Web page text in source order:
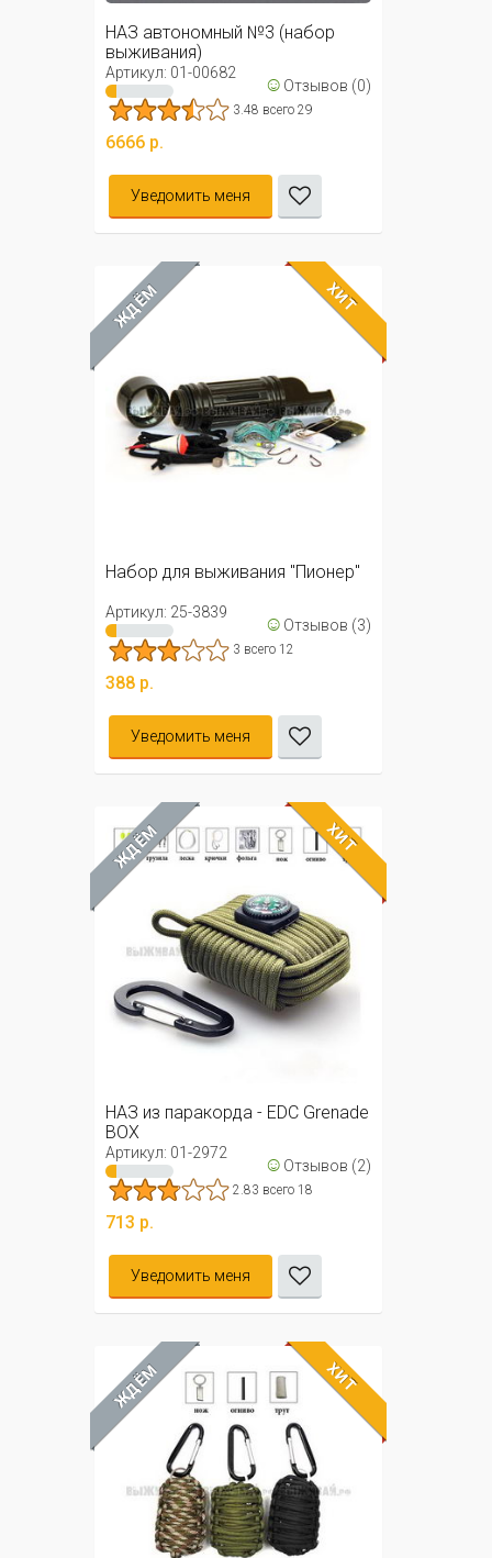
НАЗ автономный №3 (набор
выживания)
Артикул: 01-00682 ☺ Отзывов (0)
3.48 всего 29
6666 р.
Уведомить меня
ЖДЁМ ХИТ
Набор для выживания "Пионер"
Артикул: 25-3839 ☺ Отзывов (3)
3 всего 12
388 р.
Уведомить меня
ЖДЁМ ХИТ
НАЗ из паракорда - EDC Grenade
BOX
Артикул: 01-2972 ☺ Отзывов (2)
2.83 всего 18
713 р.
Уведомить меня
ЖДЁМ ХИТ